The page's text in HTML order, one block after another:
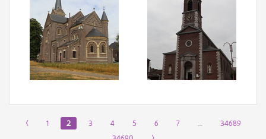
‹ 1 2 3 4 5 6 7 …
34689